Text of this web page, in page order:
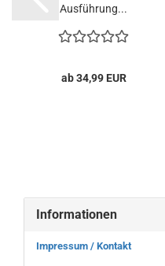
Ausführung...
ab 34,99 EUR
Informationen
Impressum / Kontakt